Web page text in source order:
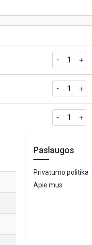
Paslaugos
Privatumo politika
Apie mus